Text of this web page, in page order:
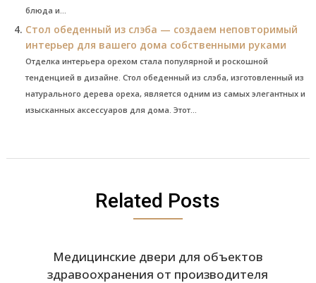
блюда и...
Стол обеденный из слэба — создаем неповторимый
интерьер для вашего дома собственными руками
Отделка интерьера орехом стала популярной и роскошной
тенденцией в дизайне. Стол обеденный из слэба, изготовленный из
натурального дерева ореха, является одним из самых элегантных и
изысканных аксессуаров для дома. Этот...
Related Posts
Медицинские двери для объектов
здравоохранения от производителя